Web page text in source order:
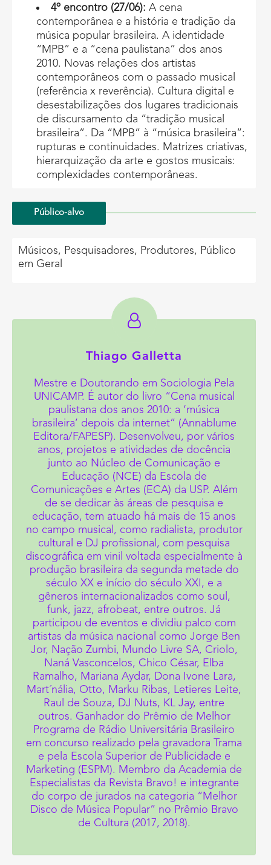
4º encontro (27/06): A cena
contemporânea e a história e tradição da
música popular brasileira. A identidade
“MPB” e a “cena paulistana” dos anos
2010. Novas relações dos artistas
contemporâneos com o passado musical
(referência x reverência). Cultura digital e
desestabilizações dos lugares tradicionais
de discursamento da “tradição musical
brasileira”. Da “MPB” à “música brasileira”:
rupturas e continuidades. Matrizes criativas,
hierarquização da arte e gostos musicais:
complexidades contemporâneas.
Público-alvo
Músicos, Pesquisadores, Produtores, Público
em Geral
Thiago Galletta
Mestre e Doutorando em Sociologia Pela
UNICAMP. É autor do livro “Cena musical
paulistana dos anos 2010: a ‘música
brasileira’ depois da internet” (Annablume
Editora/FAPESP). Desenvolveu, por vários
anos, projetos e atividades de docência
junto ao Núcleo de Comunicação e
Educação (NCE) da Escola de
Comunicações e Artes (ECA) da USP. Além
de se dedicar às áreas de pesquisa e
educação, tem atuado há mais de 15 anos
no campo musical, como radialista, produtor
cultural e DJ profissional, com pesquisa
discográfica em vinil voltada especialmente à
produção brasileira da segunda metade do
século XX e início do século XXI, e a
gêneros internacionalizados como soul,
funk, jazz, afrobeat, entre outros. Já
participou de eventos e dividiu palco com
artistas da música nacional como Jorge Ben
Jor, Nação Zumbi, Mundo Livre SA, Criolo,
Naná Vasconcelos, Chico César, Elba
Ramalho, Mariana Aydar, Dona Ivone Lara,
Mart´nália, Otto, Marku Ribas, Letieres Leite,
Raul de Souza, DJ Nuts, KL Jay, entre
outros. Ganhador do Prêmio de Melhor
Programa de Rádio Universitária Brasileiro
em concurso realizado pela gravadora Trama
e pela Escola Superior de Publicidade e
Marketing (ESPM). Membro da Academia de
Especialistas da Revista Bravo! e integrante
do corpo de jurados na categoria “Melhor
Disco de Música Popular” no Prêmio Bravo
de Cultura (2017, 2018).